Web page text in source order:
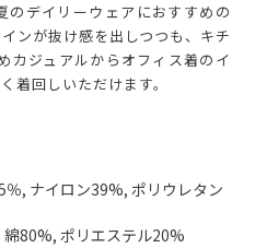
再入荷お知らせ
カートに入れる
のデイリーウェアにおすすめの
ンが抜け感を出しつつも、キチ
カジュアルからオフィス着のイ
着回しいただけます。
％, ナイロン39%, ポリウレタン
綿80%, ポリエステル20%